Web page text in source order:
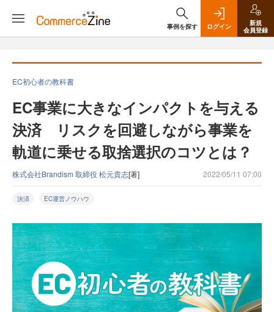
事例を探す ログイン
新規
会員登録
EC初心者の教科書
EC事業に大きなインパクトを与える
決済 リスクを回避しながら事業を
軌道に乗せる取捨選択のコツとは？
株式会社Brandism 取締役 松元貴志[著] 2022/05/11 07:00
決済 EC運営ノウハウ